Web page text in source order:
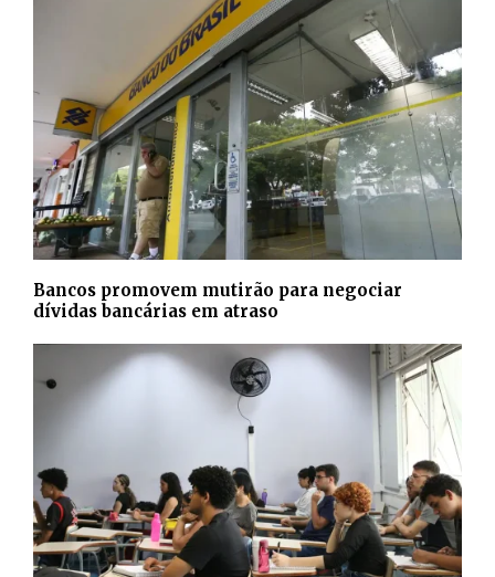
Bancos promovem mutirão para negociar
dívidas bancárias em atraso